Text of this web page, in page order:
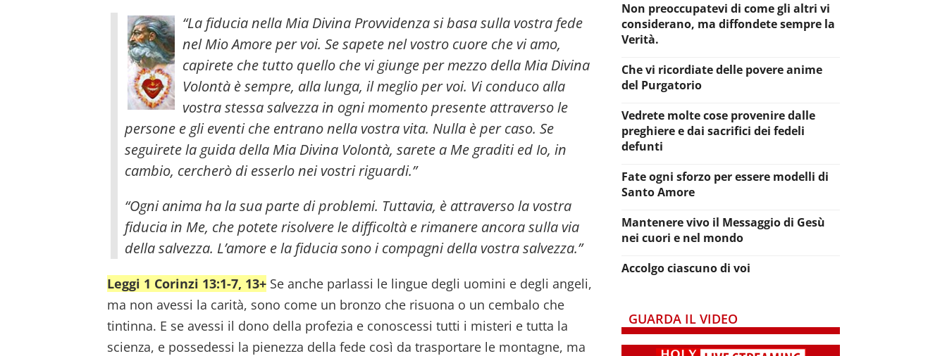
“La fiducia nella Mia Divina Provvidenza si basa sulla vostra fede
nel Mio Amore per voi. Se sapete nel vostro cuore che vi amo,
capirete che tutto quello che vi giunge per mezzo della Mia Divina
Volontà è sempre, alla lunga, il meglio per voi. Vi conduco alla
vostra stessa salvezza in ogni momento presente attraverso le
persone e gli eventi che entrano nella vostra vita. Nulla è per caso. Se
seguirete la guida della Mia Divina Volontà, sarete a Me graditi ed Io, in
cambio, cercherò di esserlo nei vostri riguardi.”
“Ogni anima ha la sua parte di problemi. Tuttavia, è attraverso la vostra
fiducia in Me, che potete risolvere le difficoltà e rimanere ancora sulla via
della salvezza. L’amore e la fiducia sono i compagni della vostra salvezza.”
Leggi 1 Corinzi 13:1-7, 13+ Se anche parlassi le lingue degli uomini e degli angeli,
ma non avessi la carità, sono come un bronzo che risuona o un cembalo che
tintinna. E se avessi il dono della profezia e conoscessi tutti i misteri e tutta la
scienza, e possedessi la pienezza della fede così da trasportare le montagne, ma
Non preoccupatevi di come gli altri vi
considerano, ma diffondete sempre la
Verità.
Che vi ricordiate delle povere anime
del Purgatorio
Vedrete molte cose provenire dalle
preghiere e dai sacrifici dei fedeli
defunti
Fate ogni sforzo per essere modelli di
Santo Amore
Mantenere vivo il Messaggio di Gesù
nei cuori e nel mondo
Accolgo ciascuno di voi
GUARDA IL VIDEO